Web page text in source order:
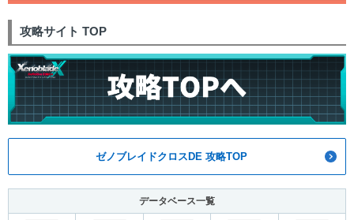
攻略サイト TOP
ゼノブレイドクロスDE 攻略TOP
データベース一覧